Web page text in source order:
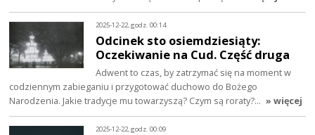
2025-12-22, godz. 00:14
Odcinek sto osiemdziesiąty:
Oczekiwanie na Cud. Część druga
Adwent to czas, by zatrzymać się na moment w
codziennym zabieganiu i przygotować duchowo do Bożego
Narodzenia. Jakie tradycje mu towarzyszą? Czym są roraty?… » więcej
2025-12-22, godz. 00:09